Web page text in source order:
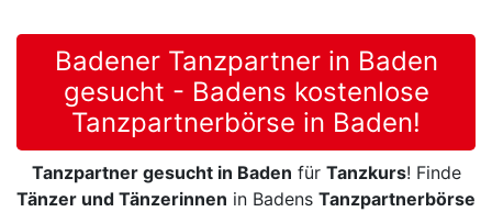
Badener Tanzpartner in Baden
gesucht - Badens kostenlose
Tanzpartnerbörse in Baden!
Tanzpartner gesucht in Baden für Tanzkurs! Finde
Tänzer und Tänzerinnen in Badens Tanzpartnerbörse